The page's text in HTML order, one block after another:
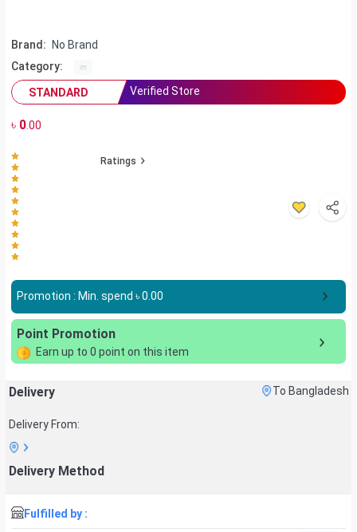
Brand:
No Brand
Category:
STANDARD
Verified Store
৳ 0.00
Ratings
Promotion : Min. spend ৳0.00
Point Promotion
Earn up to 0 point on this item
Delivery To Bangladesh
Delivery From:
Delivery Method
Fulfilled by :